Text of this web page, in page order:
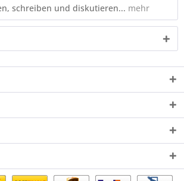
schreiben und diskutieren... mehr